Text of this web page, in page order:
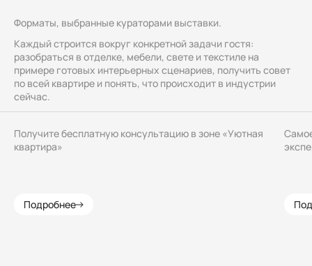
Форматы, выбранные кураторами выставки.
Каждый строится вокруг конкретной задачи гостя:
разобраться в отделке, мебели, свете и текстиле на
примере готовых интерьерных сценариев, получить совет
по всей квартире и понять, что происходит в индустрии
сейчас.
ЗОНА
КОНСУЛЬТАЦИЙ
Получите бесплатную консультацию в зоне «Уютная
квартира»
Подробнее